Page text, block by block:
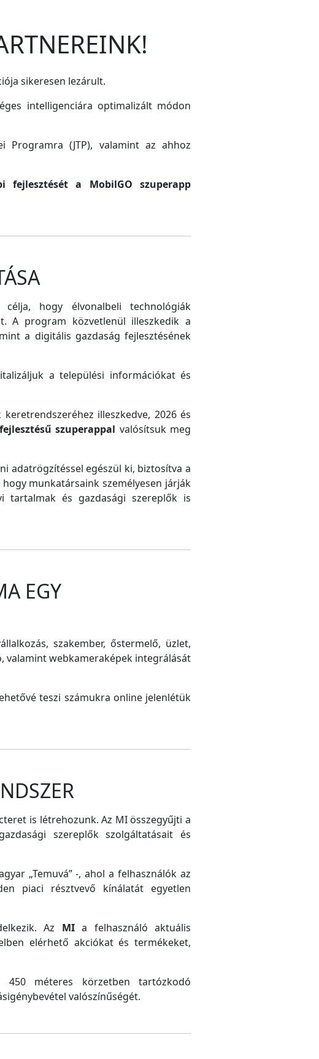
sikeresen lezárult.
intelligenciára optimalizált módon
Programra (JTP), valamint az ahhoz
fejlesztését a MobilGO szuperapp
célja, hogy élvonalbeli technológiák
A program közvetlenül illeszkedik a
a digitális gazdaság fejlesztésének
a települési információkat és
illeszkedve, 2026 és
szuperappal valósítsuk meg
adatrögzítéssel egészül ki, biztosítva a
munkatársaink személyesen járják
tartalmak és gazdasági szereplők is
EGY
szakember, őstermelő, üzlet,
valamint webkameraképek integrálását
teszi számukra online jelenlétük
is létrehozunk. Az MI összegyűjti a
szereplők szolgáltatásait és
„Temuvá” -, ahol a felhasználók az
piaci résztvevő kínálatát egyetlen
Az MIa felhasználó aktuális
elérhető akciókat és termékeket,
méteres körzetben tartózkodó
valószínűségét.